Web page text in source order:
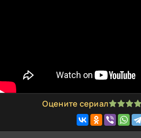
Оцените сериал
1 2 3 4 5